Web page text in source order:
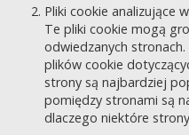
Pliki cookie analizujące
Te pliki cookie mogą
odwiedzanych
plików cookie
strony są najbardziej
pomiędzy stronami są
dlaczego niektóre